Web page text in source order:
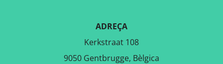
ADREÇA
Kerkstraat 108
9050 Gentbrugge, Bèlgica